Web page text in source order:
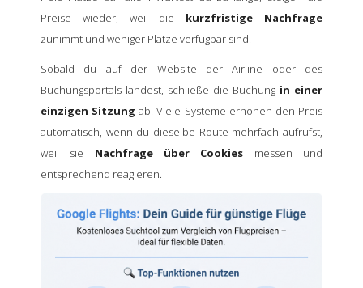
Preise wieder, weil die kurzfristige Nachfrage
zunimmt und weniger Plätze verfügbar sind.
Sobald du auf der Website der Airline oder des
Buchungsportals landest, schließe die Buchung in einer
einzigen Sitzung ab. Viele Systeme erhöhen den Preis
automatisch, wenn du dieselbe Route mehrfach aufrufst,
weil sie Nachfrage über Cookies messen und
entsprechend reagieren.